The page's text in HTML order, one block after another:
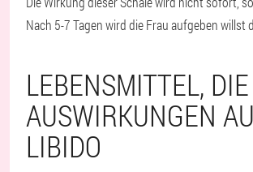
Nach 5-7 Tagen wird die Frau aufgeben willst
LEBENSMITTEL, DIE
AUSWIRKUNGEN
LIBIDO